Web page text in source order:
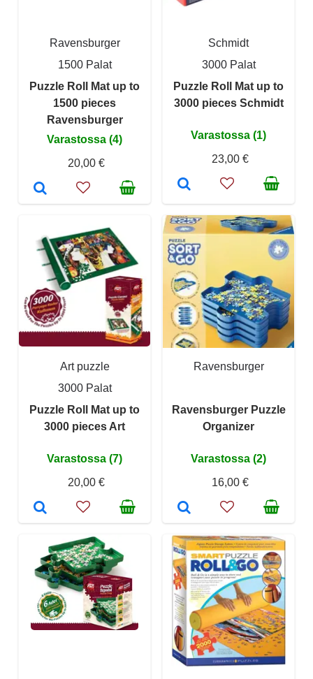
Ravensburger
1500 Palat
Puzzle Roll Mat up to
1500 pieces
Ravensburger
Varastossa (4)
20,00 €
Schmidt
3000 Palat
Puzzle Roll Mat up to
3000 pieces Schmidt
Varastossa (1)
23,00 €
Art puzzle
3000 Palat
Puzzle Roll Mat up to
3000 pieces Art
Varastossa (7)
20,00 €
Ravensburger
Ravensburger Puzzle
Organizer
Varastossa (2)
16,00 €